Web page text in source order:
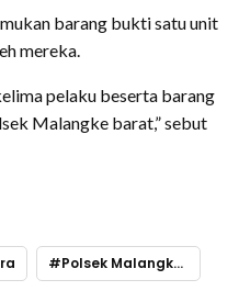
barang bukti satu unit
mereka.
pelaku beserta barang
Malangke barat,” sebut
Polsek Malangke Barat